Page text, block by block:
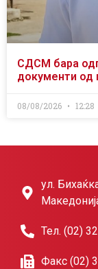
СДСМ бара
документи од
08/08/2026 12:28
ул.
Тел. (02)
Факс (02)